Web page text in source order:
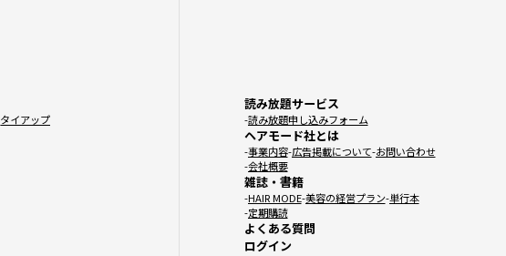
タイアップ
読み放題サービス
読み放題申し込みフォーム
ヘアモード社とは
事業内容 広告掲載について お問い合わせ
会社概要
雑誌・書籍
HAIR MODE 美容の経営プラン 単行本
定期購読
よくある質問
ログイン